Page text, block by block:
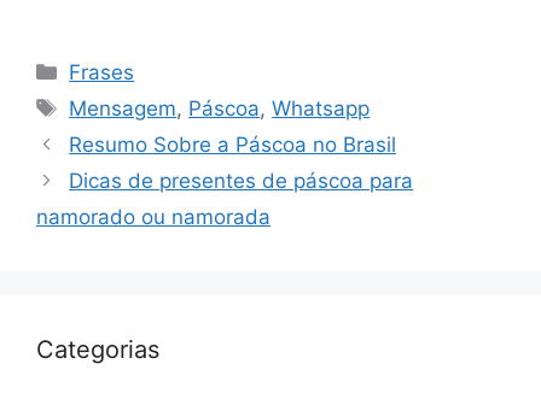
Categorias
Frases
Tags
Mensagem, Páscoa,Whatsapp
Navegação
de
Resumo Sobre a Páscoa no Brasil
Dicas de presentes de páscoa para
namorado ou namorada
Categorias